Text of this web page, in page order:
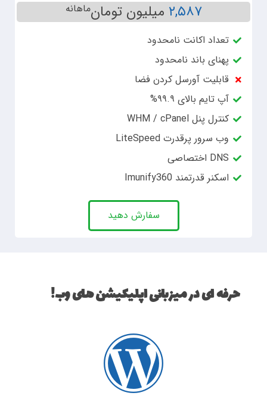
۲,۵۸۷ میلیون تومانماهانه
تعداد اکانت نامحدود
پهنای باند نامحدود
قابلیت آورسل کردن فضا
آپ تایم بالای ۹۹.۹%
کنترل پنل WHM / cPanel
وب سرور پرقدرت LiteSpeed
DNS اختصاصی
اسکنر قدرتمند Imunify360
سفارش دهید
حرفه ای در میزبانی اپلیکیشن های وب!